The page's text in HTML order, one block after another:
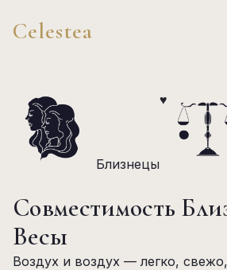
Celestea
Близнецы
♥
Совместимость
Весы
Воздух и воздух — легко,